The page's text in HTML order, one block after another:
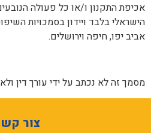
אכיפת התקנון ו/או כל פעולה
הישראלי בלבד ויידון בסמכויות
אביב יפו, חיפה וירושלים.
מסמך זה לא נכתב על ידי עורך דין
צור